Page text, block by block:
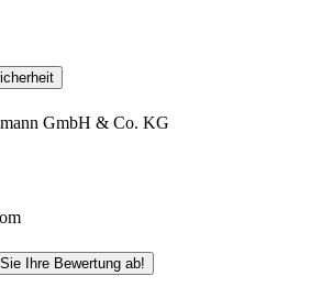
GmbH & Co. KG
Ihre Bewertung ab!